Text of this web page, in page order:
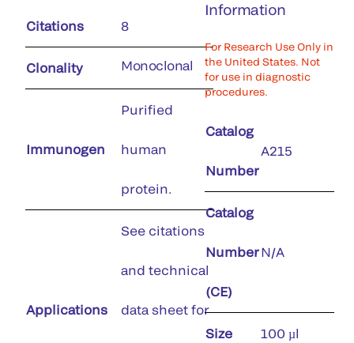
Citations 8
Clonality Monoclonal
Immunogen
Purified
human
protein.
Applications
See citations
and technical
data sheet for
Information
For Research Use Only in
the United States. Not
for use in diagnostic
procedures.
Catalog
Number
A215
Catalog
Number
(CE)
N/A
Size 100 µl